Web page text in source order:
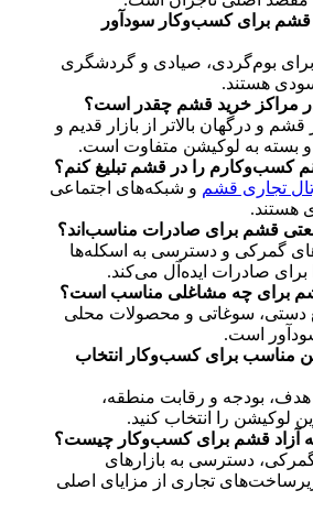
قشم برای کسب‌وکار سودآور
برای بوم‌گردی، صیادی و گردشگری
هستند.
در مراکز خرید قشم چقدر است؟
و درگهان بالاتر از بازار قدیم و
بسته به لوکیشن متفاوت است.
کسب‌وکارم را در قشم تبلیغ کنم؟
تجاری قشم و شبکه‌های اجتماعی
هستند.
قشم برای صادرات مناسب‌اند؟
گمرکی و دسترسی به اسکله‌ها
برای صادرات ایده‌آل می‌کند.
برای چه مشاغلی مناسب است؟
دستی، سوغاتی و محصولات محلی
است.
مناسب برای کسب‌وکار انتخاب
هدف، بودجه و رقابت منطقه،
لوکیشن را انتخاب کنید.
آزاد قشم برای کسب‌وکار چیست؟
دسترسی به بازارهای
تجاری از مزایای اصلی